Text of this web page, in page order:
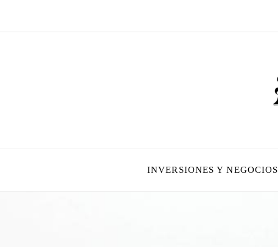
INVERSIONES Y NEGOCIOS